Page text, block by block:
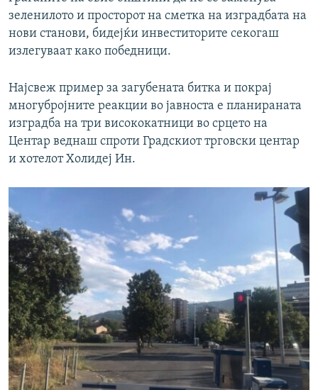
зеленилото и просторот на сметка на изградбата на
нови станови, бидејќи инвеститорите секогаш
излегуваат како победници.
Најсвеж пример за загубената битка и покрај
многубројните реакции во јавноста е планираната
изградба на три висококатници во срцето на
Центар веднаш спроти Градскиот трговски центар
и хотелот Холидеј Ин.